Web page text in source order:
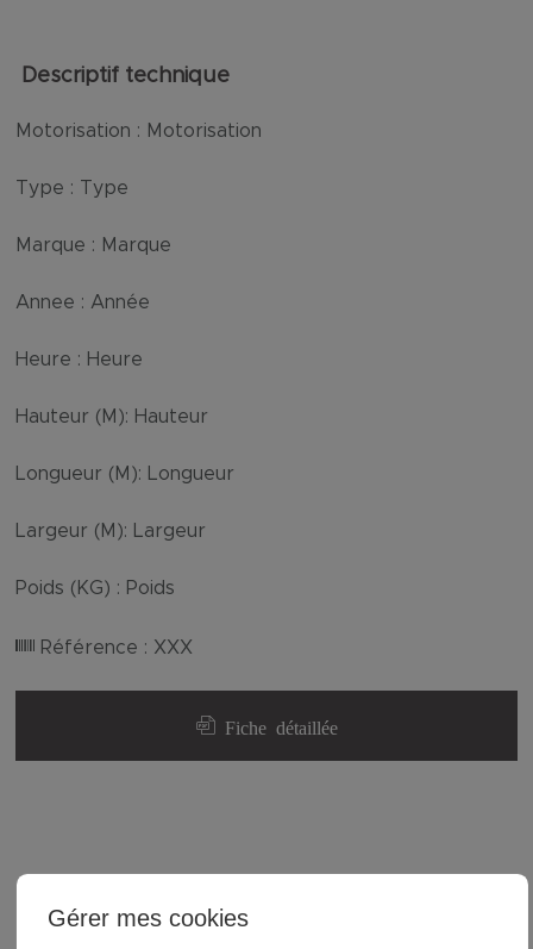
Descriptif technique
Motorisation : Motorisation
Type : Type
Marque : Marque
Annee : Année
Heure : Heure
Hauteur (M): Hauteur
Longueur (M): Longueur
Largeur (M): Largeur
Poids (KG) : Poids
Référence : XXX
Fiche détaillée
Tarif :XXX€ HT
Gérer mes cookies